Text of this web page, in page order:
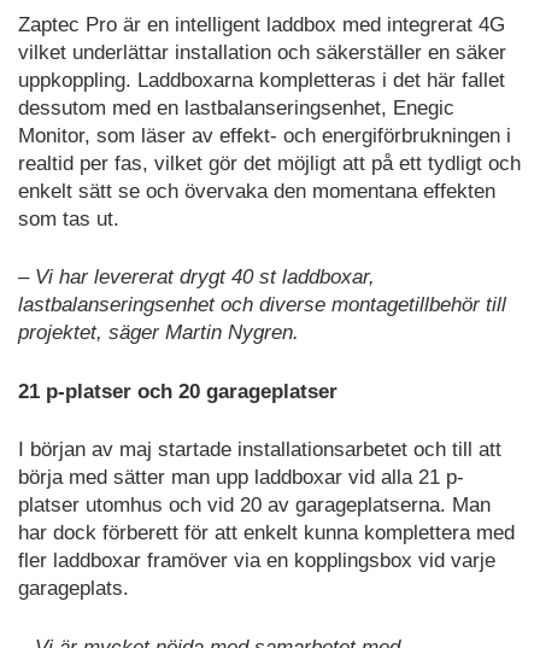
Zaptec Pro är en intelligent laddbox med integrerat 4G
vilket underlättar installation och säkerställer en säker
uppkoppling. Laddboxarna kompletteras i det här fallet
dessutom med en lastbalanseringsenhet, Enegic
Monitor, som läser av effekt- och energiförbrukningen i
realtid per fas, vilket gör det möjligt att på ett tydligt och
enkelt sätt se och övervaka den momentana effekten
som tas ut.
– Vi har levererat drygt 40 st laddboxar,
lastbalanseringsenhet och diverse montagetillbehör till
projektet, säger Martin Nygren.
21 p-platser och 20 garageplatser
I början av maj startade installationsarbetet och till att
börja med sätter man upp laddboxar vid alla 21 p-
platser utomhus och vid 20 av garageplatserna. Man
har dock förberett för att enkelt kunna komplettera med
fler laddboxar framöver via en kopplingsbox vid varje
garageplats.